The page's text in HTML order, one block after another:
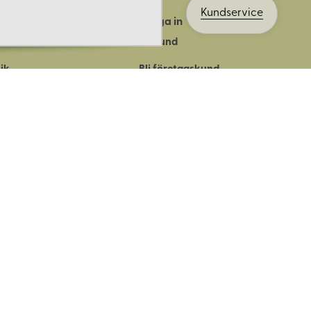
Kundservice
historia
Logga in
Bli kund
Bli företagskund